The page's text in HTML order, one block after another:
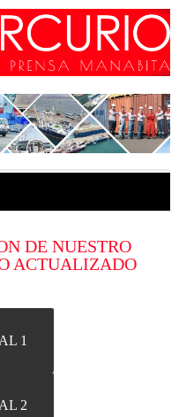
DE NUESTRO
ACTUALIZADO
1
2